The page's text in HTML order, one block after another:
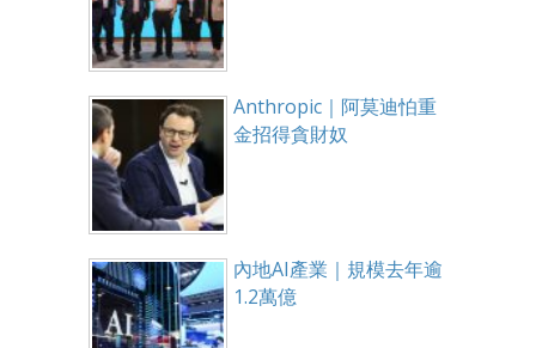
Anthropic｜阿莫迪怕重
金招得貪財奴
內地AI產業｜規模去年逾
1.2萬億